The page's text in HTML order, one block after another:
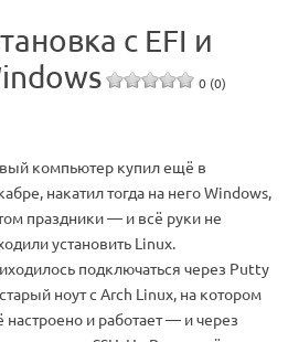
с EFI и
0 (0)
компьютер купил ещё в
накатил тогда на него Windows,
праздники — и всё руки не
установить Linux.
подключаться через Putty
ноут с Arch Linux, на котором
настроено и работает — и через